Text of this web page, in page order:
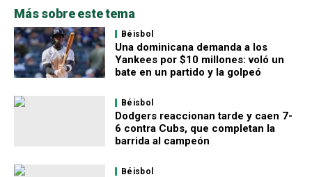
Más sobre este tema
Béisbol
Una dominicana demanda a los
Yankees por $10 millones: voló un
bate en un partido y la golpeó
Béisbol
Dodgers reaccionan tarde y caen 7-
6 contra Cubs, que completan la
barrida al campeón
Béisbol